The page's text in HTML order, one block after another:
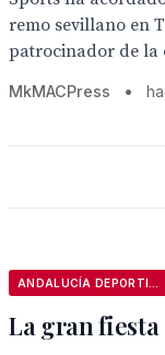
remo sevillano en
patrocinador de la
MkMACPress •
La gran